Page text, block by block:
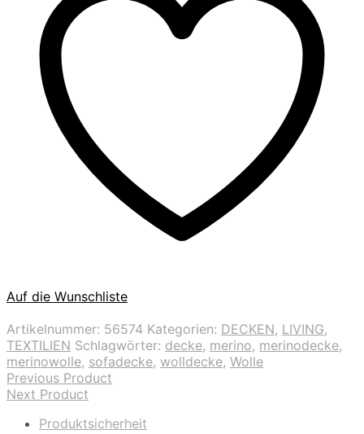
Auf die Wunschliste
Artikelnummer: 56574 Kategorien: DECKEN, LIVING,
TEXTILIEN Schlagwörter: decke, merino, merinodecke,
merinowolle, sofadecke, wolldecke, Wolle
Previous Product
Next Product
Produktsicherheit